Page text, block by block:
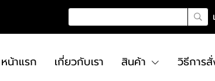
หน้าแรก เกี่ยวกับเรา สินค้า วิธีการ